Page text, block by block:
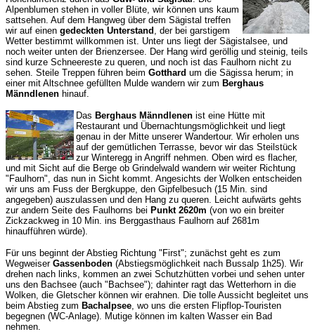
Alpenblumen stehen in voller Blüte, wir können uns kaum
sattsehen. Auf dem Hangweg über dem Sägistal treffen
wir auf einen gedeckten Unterstand , der bei garstigem
Wetter bestimmt willkommen ist. Unter uns liegt der Sägistalsee, und
noch weiter unten der Brienzersee. Der Hang wird geröllig und steinig, teils
sind kurze Schneereste zu queren, und noch ist das Faulhorn nicht zu
sehen. Steile Treppen führen beim Gotthard um die Sägissa herum; in
einer mit Altschnee gefüllten Mulde wandern wir zum Berghaus
Männdlenen hinauf.
Das Berghaus Männdlenen ist eine Hütte mit
Restaurant und Übernachtungsmöglichkeit und liegt
genau in der Mitte unserer Wandertour. Wir erholen uns
auf der gemütlichen Terrasse, bevor wir das Steilstück
zur Winteregg in Angriff nehmen. Oben wird es flacher,
und mit Sicht auf die Berge ob Grindelwald wandern wir weiter Richtung
"Faulhorn", das nun in Sicht kommt. Angesichts der Wolken entscheiden
wir uns am Fuss der Bergkuppe, den Gipfelbesuch (15 Min. sind
angegeben) auszulassen und den Hang zu queren. Leicht aufwärts gehts
zur andern Seite des Faulhorns bei Punkt 2620m (von wo ein breiter
Zickzackweg in 10 Min. ins Berggasthaus Faulhorn auf 2681m
hinaufführen würde).
Für uns beginnt der Abstieg Richtung "First"; zunächst geht es zum
Wegweiser Gassenboden (Abstiegsmöglichkeit nach Bussalp 1h25). Wir
drehen nach links, kommen an zwei Schutzhütten vorbei und sehen unter
uns den Bachsee (auch "Bachsee"); dahinter ragt das Wetterhorn in die
Wolken, die Gletscher können wir erahnen. Die tolle Aussicht begleitet uns
beim Abstieg zum Bachalpsee, wo uns die ersten Flipflop-Touristen
begegnen (WC-Anlage). Mutige können im kalten Wasser ein Bad
nehmen.